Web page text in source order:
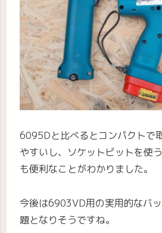
6095Dと比べるとコンパクトで
やすいし、ソケットビットを使
も便利なことがわかりました。
今後は6903VD用の実用的なバ
題となりそうですね。